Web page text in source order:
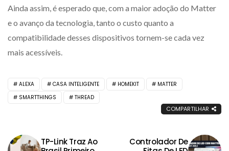
Ainda assim, é esperado que, com a maior adoção do Matter
e o avanço da tecnologia, tanto o custo quanto a
compatibilidade desses dispositivos tornem-se cada vez
mais acessíveis.
ALEXA CASA INTELIGENTE HOMEKIT
MATTER
SMARTTHINGS
THREAD
COMPARTILHAR
TP-Link Traz Ao
Controlador De